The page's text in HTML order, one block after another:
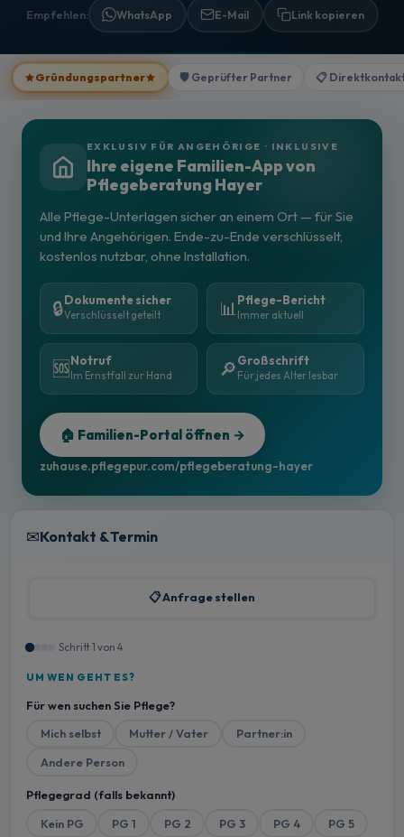
Empfehlen: WhatsApp E-Mail Link kopieren
Gründungspartner 🛡️ Geprüfter Partner 📋
EXKLUSIV FÜR ANGEHÖRIGE · INKLUSIVE
Ihre eigene Familien-App von
Pflegeberatung Hayer
Alle Pflege-Unterlagen sicher an einem Ort — für Sie
und Ihre Angehörigen. Ende-zu-Ende verschlüsselt,
kostenlos nutzbar, ohne Installation.
🔒Dokumente sicher
Verschlüsselt geteilt 📊 Pflege-Bericht
Immer aktuell
🆘Notruf
Im Ernstfall zur Hand 🔎Großschrift
Für jedes Alter lesbar
🏠 Familien-Portal öffnen →
zuhause.pflegepur.com/pflegeberatung-hayer
✉Kontakt & Termin
📋 Anfrage stellen
Schritt 1 von 4
UM WEN GEHT ES?
Für wen suchen Sie Pflege?
Mich selbst
Mutter / Vater
Partner:in
Andere Person
Pflegegrad (falls bekannt)
Kein PG
PG 1 PG 2 PG 3 PG 4
PG 5